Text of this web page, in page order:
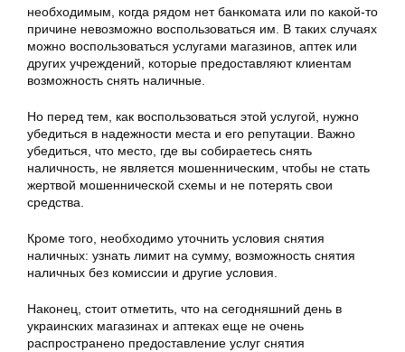
необходимым, когда рядом нет банкомата или по какой-то
причине невозможно воспользоваться им. В таких случаях
можно воспользоваться услугами магазинов, аптек или
других учреждений, которые предоставляют клиентам
возможность снять наличные.
Но перед тем, как воспользоваться этой услугой, нужно
убедиться в надежности места и его репутации. Важно
убедиться, что место, где вы собираетесь снять
наличность, не является мошенническим, чтобы не стать
жертвой мошеннической схемы и не потерять свои
средства.
Кроме того, необходимо уточнить условия снятия
наличных: узнать лимит на сумму, возможность снятия
наличных без комиссии и другие условия.
Наконец, стоит отметить, что на сегодняшний день в
украинских магазинах и аптеках еще не очень
распространено предоставление услуг снятия